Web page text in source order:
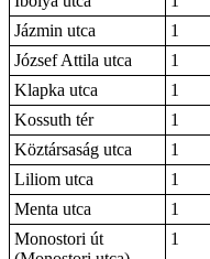
Jázmin utca
1
József Attila utca
1
Klapka utca
1
Kossuth tér
1
Köztársaság utca
1
Liliom utca
1
Menta utca
1
Monostori út
1